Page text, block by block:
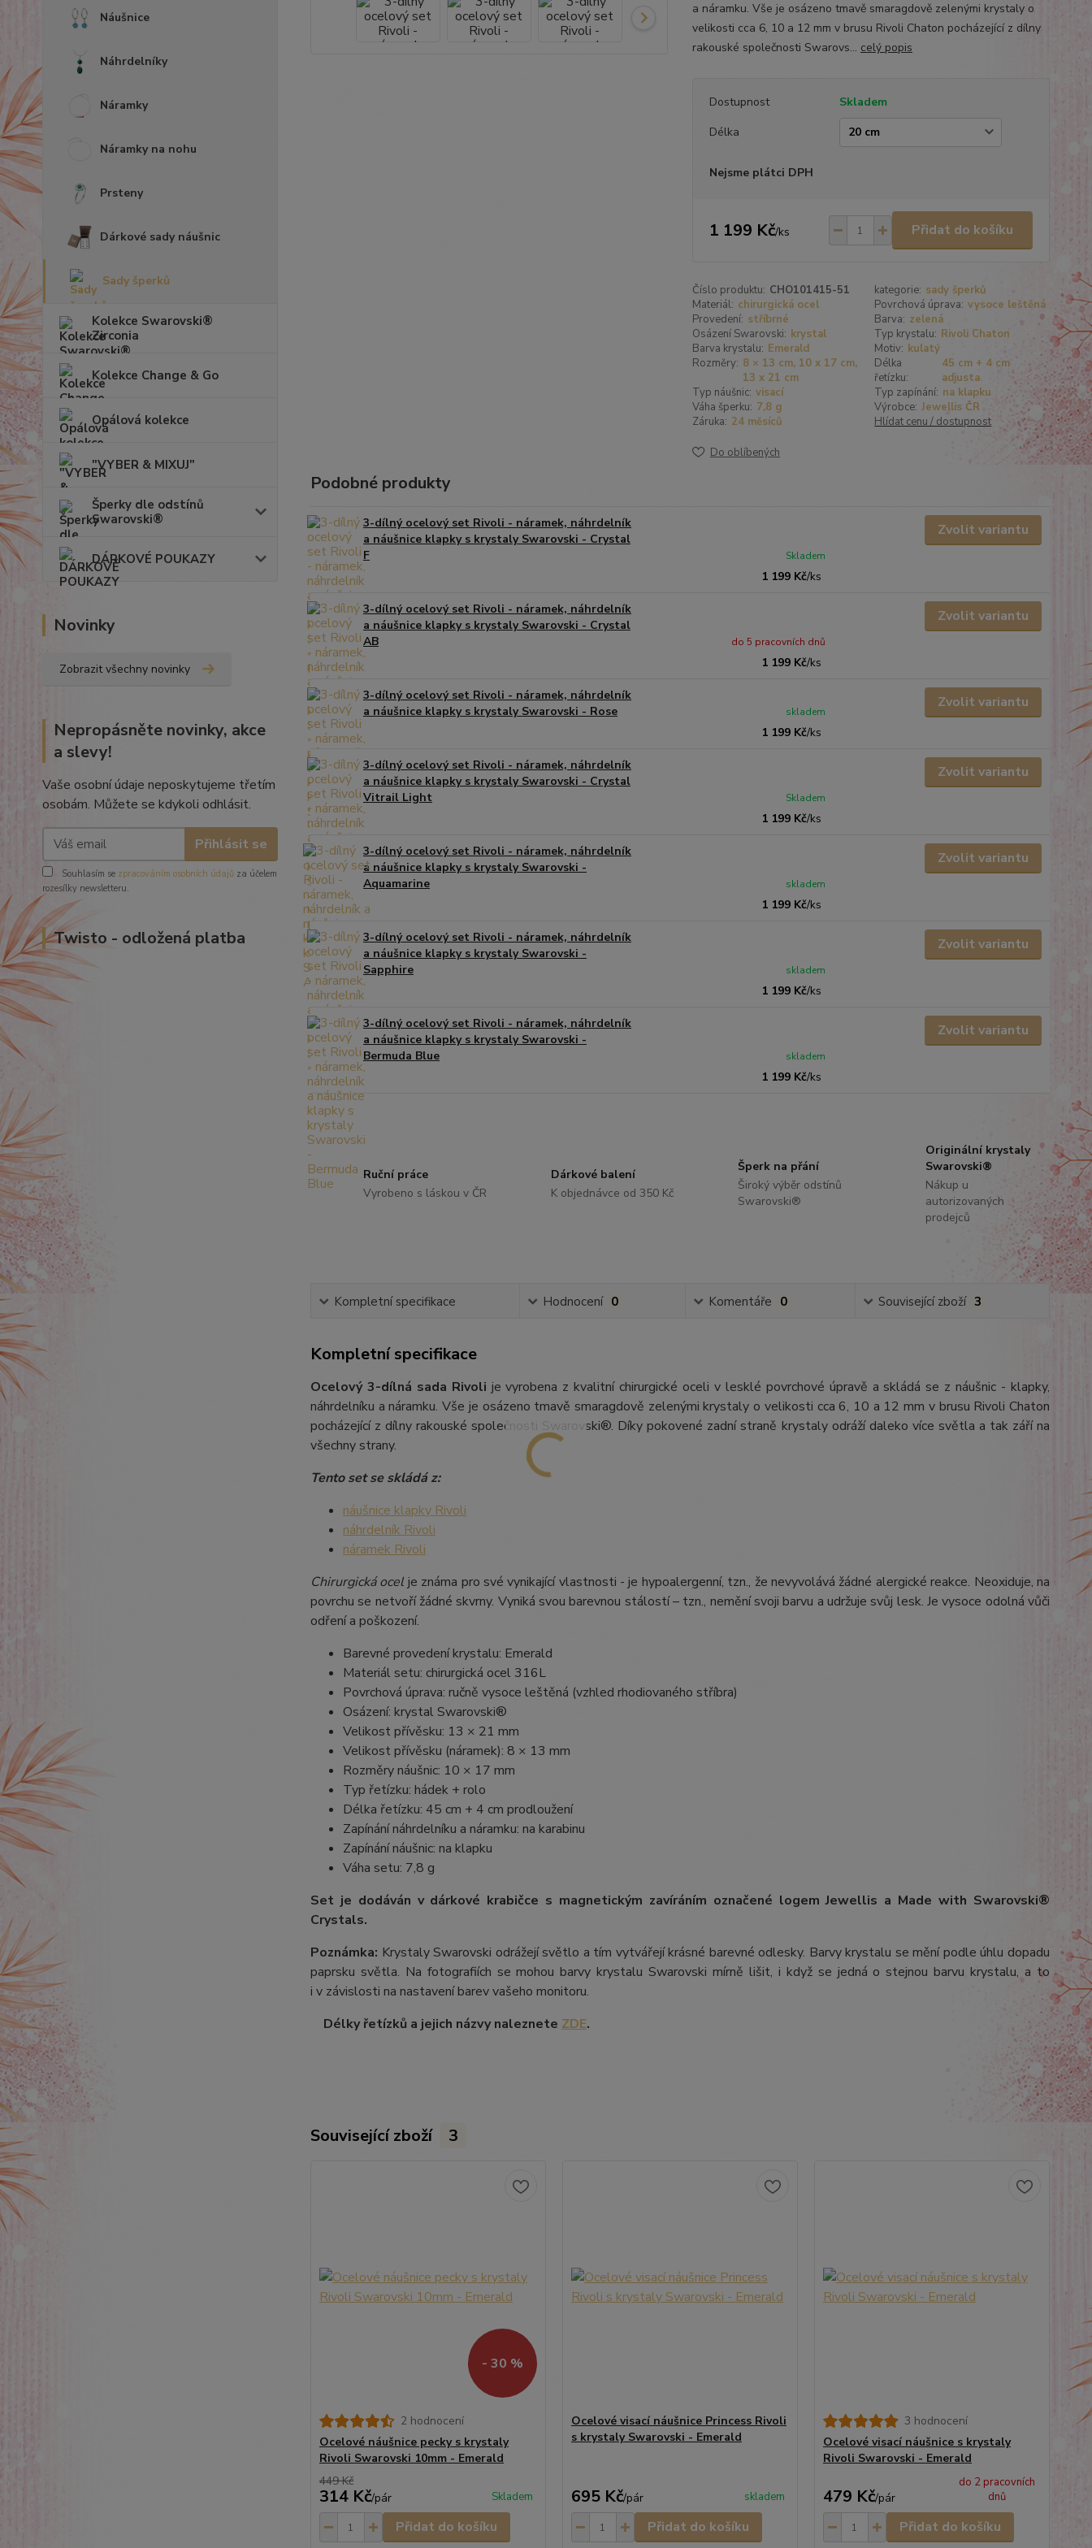
Náušnice
Náhrdelníky
Náramky
Náramky na nohu
Prsteny
Dárkové sady náušnic
Sady šperků
Kolekce Swarovski®
Zirconia
Kolekce Change & Go
Opálová kolekce
"VYBER & MIXUJ"
Šperky dle odstínů
Swarovski®
DÁRKOVÉ POUKAZY
Novinky
Zobrazit všechny novinky
Nepropásněte novinky, akce
a slevy!
Vaše osobní údaje neposkytujeme třetím
osobám. Můžete se kdykoli odhlásit.
Přihlásit se
Souhlasím se zpracováním osobních údajů za účelem
rozesílky newsletteru.
Twisto - odložená platba
a náramku. Vše je osázeno tmavě smaragdově zelenými krystaly o
velikosti cca 6, 10 a 12 mm v brusu Rivoli Chaton pocházející z dílny
rakouské společnosti Swarovs... celý popis
Dostupnost
Skladem
Délka
Nejsme plátci DPH
1 199 Kč/ks Přidat do košíku
Číslo produktu: CHO101415-51 kategorie: sady šperků
Materiál: chirurgická ocel Povrchová úprava: vysoce leštěná
Provedení: stříbrné Barva: zelená
Osázení Swarovski: krystal Typ krystalu: Rivoli Chaton
Barva krystalu: Emerald Motiv: kulatý
Rozměry: 8 × 13 cm, 10 x 17 cm,
13 x 21 cm
Délka
řetízku:
45 cm + 4 cm
adjusta
Typ náušnic: visací Typ zapínání: na klapku
Váha šperku: 7,8 g Výrobce: Jewellis ČR
Záruka: 24 měsíců Hlídat cenu / dostupnost
Do oblíbených
Podobné produkty
3-dílný ocelový set Rivoli - náramek, náhrdelník
a náušnice klapky s krystaly Swarovski - Crystal
F
1 199 Kč/ks
Skladem
Zvolit variantu
3-dílný ocelový set Rivoli - náramek, náhrdelník
a náušnice klapky s krystaly Swarovski - Crystal
AB
1 199 Kč/ks
do 5 pracovních dnů
Zvolit variantu
3-dílný ocelový set Rivoli - náramek, náhrdelník
a náušnice klapky s krystaly Swarovski - Rose
1 199 Kč/ks
skladem
Zvolit variantu
3-dílný ocelový set Rivoli - náramek, náhrdelník
a náušnice klapky s krystaly Swarovski - Crystal
Vitrail Light
1 199 Kč/ks
Skladem
Zvolit variantu
3-dílný ocelový set Rivoli - náramek, náhrdelník
a náušnice klapky s krystaly Swarovski -
Aquamarine
1 199 Kč/ks
skladem
Zvolit variantu
3-dílný ocelový set Rivoli - náramek, náhrdelník
a náušnice klapky s krystaly Swarovski -
Sapphire
1 199 Kč/ks
skladem
Zvolit variantu
3-dílný ocelový set Rivoli - náramek, náhrdelník
a náušnice klapky s krystaly Swarovski -
Bermuda Blue
1 199 Kč/ks
skladem
Zvolit variantu
Ruční práce
Vyrobeno s láskou v ČR
Dárkové balení
K objednávce od 350 Kč
Šperk na přání
Široký výběr odstínů
Swarovski®
Originální krystaly
Swarovski®
Nákup u
autorizovaných
prodejců
Kompletní specifikace Hodnocení 0 Komentáře 0 Související zboží 3
Kompletní specifikace
Ocelový 3-dílná sada Rivoli je vyrobena z kvalitní chirurgické oceli v lesklé povrchové úpravě a skládá se z náušnic - klapky,
náhrdelníku a náramku. Vše je osázeno tmavě smaragdově zelenými krystaly o velikosti cca 6, 10 a 12 mm v brusu Rivoli Chaton
pocházející z dílny rakouské společnosti Swarovski®. Díky pokovené zadní straně krystaly odráží daleko více světla a tak září na
všechny strany.
Tento set se skládá z:
náušnice klapky Rivoli
náhrdelník Rivoli
náramek Rivoli
Chirurgická ocel je známa pro své vynikající vlastnosti - je hypoalergenní, tzn., že nevyvolává žádné alergické reakce. Neoxiduje, na
povrchu se netvoří žádné skvrny. Vyniká svou barevnou stálostí – tzn., nemění svoji barvu a udržuje svůj lesk. Je vysoce odolná vůči
odření a poškození.
Barevné provedení krystalu: Emerald
Materiál setu: chirurgická ocel 316L
Povrchová úprava: ručně vysoce leštěná (vzhled rhodiovaného stříbra)
Osázení: krystal Swarovski®
Velikost přívěsku: 13 × 21 mm
Velikost přívěsku (náramek): 8 × 13 mm
Rozměry náušnic: 10 × 17 mm
Typ řetízku: hádek + rolo
Délka řetízku: 45 cm + 4 cm prodloužení
Zapínání náhrdelníku a náramku: na karabinu
Zapínání náušnic: na klapku
Váha setu: 7,8 g
Set je dodáván v dárkové krabičce s magnetickým zavíráním označené logem Jewellis a Made with Swarovski®
Crystals.
Poznámka: Krystaly Swarovski odrážejí světlo a tím vytvářejí krásné barevné odlesky. Barvy krystalu se mění podle úhlu dopadu
paprsku světla. Na fotografiích se mohou barvy krystalu Swarovski mírně lišit, i když se jedná o stejnou barvu krystalu, a to
i v závislosti na nastavení barev vašeho monitoru.
Délky řetízků a jejich názvy naleznete ZDE.
Související zboží 3
- 30 %
2 hodnocení
Ocelové náušnice pecky s krystaly
Rivoli Swarovski 10mm - Emerald
449 Kč
314 Kč/pár Skladem
Přidat do košíku
Ocelové visací náušnice Princess Rivoli
s krystaly Swarovski - Emerald
695 Kč/pár skladem
Přidat do košíku
3 hodnocení
Ocelové visací náušnice s krystaly
Rivoli Swarovski - Emerald
479 Kč/pár
do 2 pracovních
dnů
Přidat do košíku